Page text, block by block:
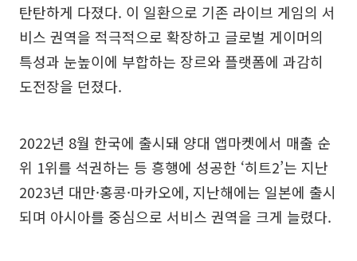
탄탄하게 다졌다. 이 일환으로 기존 라이브 게임의 서
비스 권역을 적극적으로 확장하고 글로벌 게이머의
특성과 눈높이에 부합하는 장르와 플랫폼에 과감히
도전장을 던졌다.
2022년 8월 한국에 출시돼 양대 앱마켓에서 매출 순
위 1위를 석권하는 등 흥행에 성공한 ‘히트2’는 지난
2023년 대만·홍콩·마카오에, 지난해에는 일본에 출시
되며 아시아를 중심으로 서비스 권역을 크게 늘렸다.